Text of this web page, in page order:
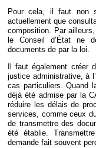
Pour cela, il faut non
actuellement que
composition. Par
le Conseil d’État ne
documents de par la loi.
Il faut également créer
justice administrative, à
cas particuliers. Quand
déjà été admise par la
réduire les délais de
services, comme ceux
de transmettre des
été établie.
demande fait souvent